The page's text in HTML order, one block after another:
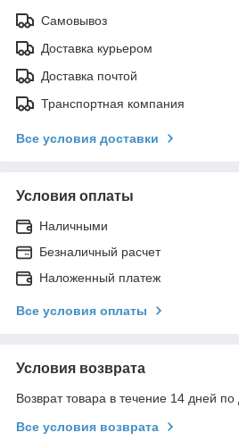
Самовывоз
Доставка курьером
Доставка почтой
Транспортная компания
Все условия доставки
Условия оплаты
Наличными
Безналичный расчет
Наложенный платеж
Все условия оплаты
Условия возврата
Возврат товара в течение 14 дней по
Все условия возврата